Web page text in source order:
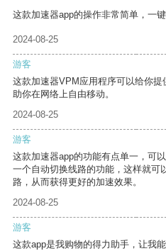
这款加速器app的操作非常简单，一
2024-08-25
游客
这款加速器VPM应用程序可以给你
助你在网络上自由移动。
2024-08-25
游客
这款加速器app的功能有点单一，可
一个自动切换线路的功能，这样就可
路，从而获得更好的加速效果。
2024-08-25
游客
这款app是我购物的得力助手，让我